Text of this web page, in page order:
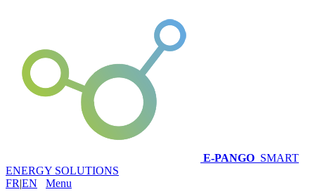
E-PANGO SMART
ENERGY SOLUTIONS
FR|EN
Menu